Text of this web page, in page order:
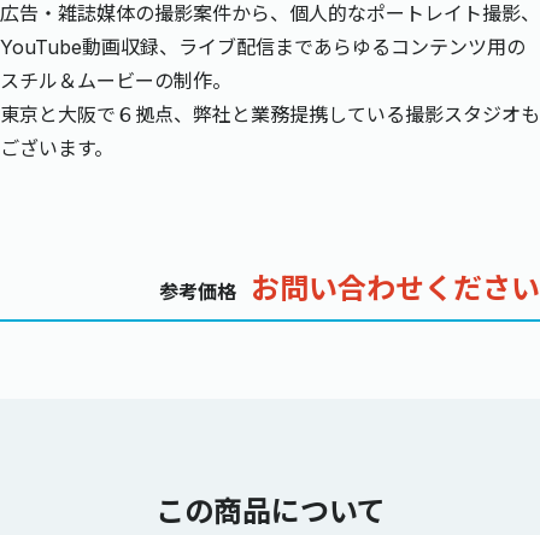
広告・雑誌媒体の撮影案件から、個人的なポートレイト撮影、
YouTube動画収録、ライブ配信まであらゆるコンテンツ用の
スチル＆ムービーの制作。
東京と大阪で６拠点、弊社と業務提携している撮影スタジオも
ございます。
参考価格 お問い合わせください
この商品について